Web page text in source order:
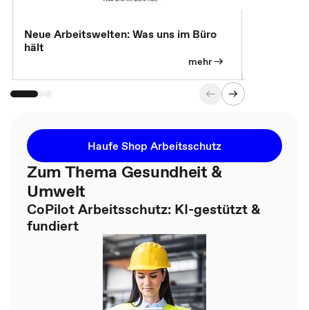
Neue Arbeitswelten: Was uns im Büro
hält
mehr
Haufe Shop Arbeitsschutz
Zum Thema Gesundheit &
Umwelt
CoPilot Arbeitsschutz: KI-gestützt &
fundiert